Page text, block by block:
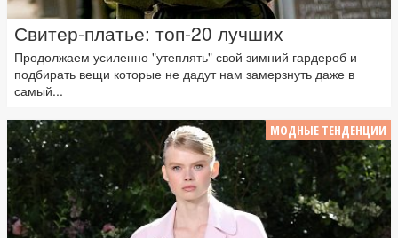
Свитер-платье: топ-20 лучших
Продолжаем усиленно "утеплять" свой зимний гардероб и
подбирать вещи которые не дадут нам замерзнуть даже в
самый...
МОДНЫЕ ТЕНДЕНЦИИ